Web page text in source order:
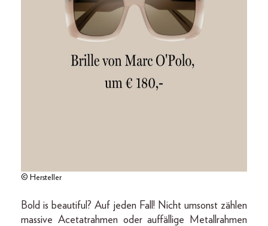
© Hersteller
Bold is beautiful? Auf jeden Fall! Nicht umsonst zählen
massive Acetatrahmen oder auffällige Metallrahmen